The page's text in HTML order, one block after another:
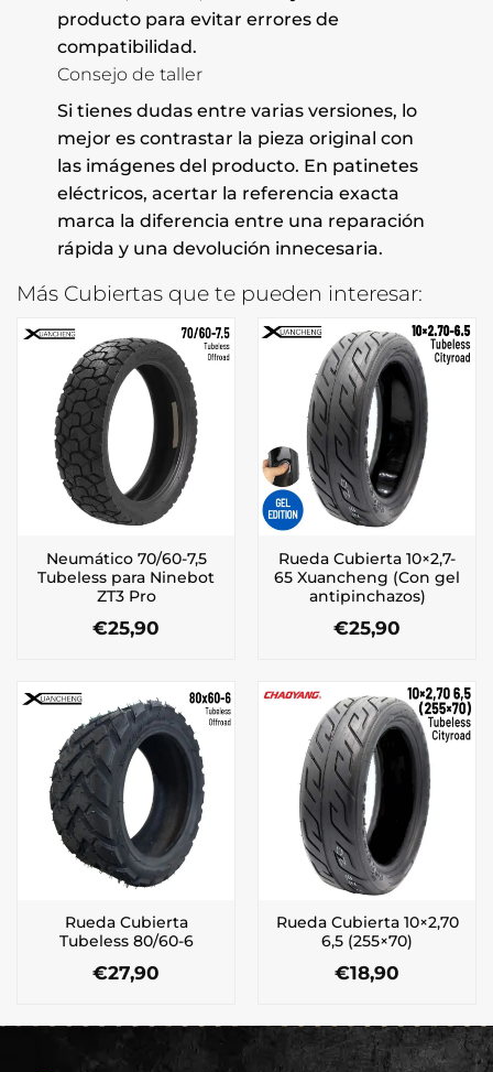
producto para evitar errores de
compatibilidad.
Consejo de taller
Si tienes dudas entre varias versiones, lo
mejor es contrastar la pieza original con
las imágenes del producto. En patinetes
eléctricos, acertar la referencia exacta
marca la diferencia entre una reparación
rápida y una devolución innecesaria.
Más Cubiertas que te pueden interesar:
Neumático 70/60-7,5
Tubeless para Ninebot
ZT3 Pro
€25,90
Rueda Cubierta 10×2,7-
65 Xuancheng (Con gel
antipinchazos)
€25,90
Rueda Cubierta
Tubeless 80/60-6
€27,90
Rueda Cubierta 10×2,70
6,5 (255×70)
€18,90